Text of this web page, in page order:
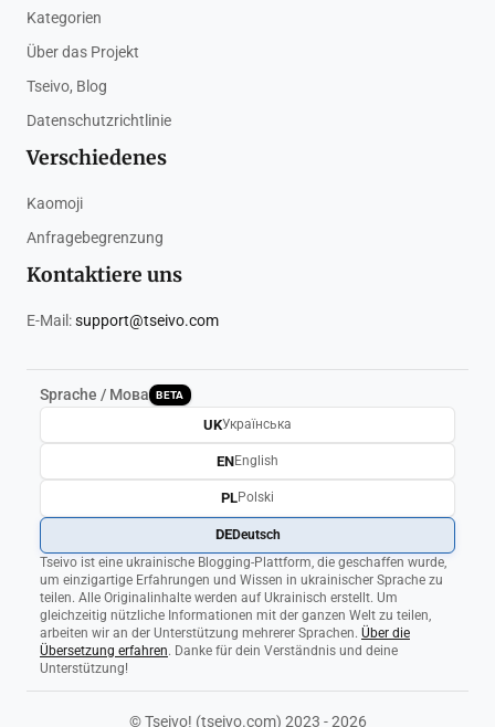
Kategorien
Über das Projekt
Tseivo, Blog
Datenschutzrichtlinie
Verschiedenes
Kaomoji
Anfragebegrenzung
Kontaktiere uns
E-Mail:support@tseivo.com
Sprache / Мова BETA
Tseivo ist eine ukrainische Blogging-Plattform, die geschaffen wurde,
um einzigartige Erfahrungen und Wissen in ukrainischer Sprache zu
teilen. Alle Originalinhalte werden auf Ukrainisch erstellt. Um
gleichzeitig nützliche Informationen mit der ganzen Welt zu teilen,
arbeiten wir an der Unterstützung mehrerer Sprachen. Über die
Übersetzung erfahren. Danke für dein Verständnis und deine
Unterstützung!
UKУкраїнська
ENEnglish
PLPolski
DEDeutsch
© Tseivo! (tseivo.com) 2023 - 2026